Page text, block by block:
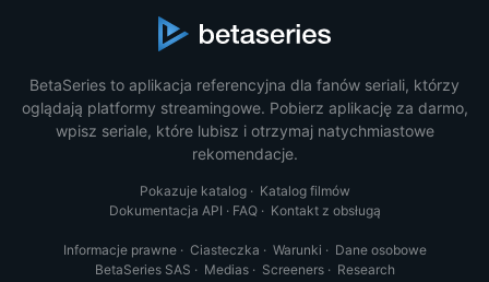
BetaSeries to aplikacja referencyjna dla fanów seriali, którzy
oglądają platformy streamingowe. Pobierz aplikację za darmo,
wpisz seriale, które lubisz i otrzymaj natychmiastowe
rekomendacje.
Pokazuje katalog· Katalog filmów
Dokumentacja API · FAQ· Kontakt z obsługą
Informacje prawne· Ciasteczka · Warunki · Dane osobowe
BetaSeries SAS · Medias· Screeners· Research